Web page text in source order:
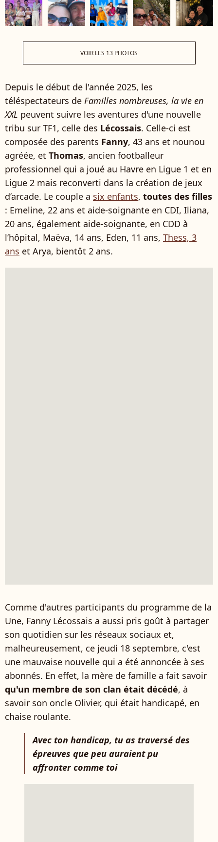
VOIR LES 13 PHOTOS
Depuis le début de l'année 2025, les
téléspectateurs de Familles nombreuses, la vie en
XXL peuvent suivre les aventures d'une nouvelle
tribu sur TF1, celle des Lécossais. Celle-ci est
composée des parents Fanny, 43 ans et nounou
agréée, et Thomas, ancien footballeur
professionnel qui a joué au Havre en Ligue 1 et en
Ligue 2 mais reconverti dans la création de jeux
d’arcade. Le couple a six enfants, toutes des filles
: Emeline, 22 ans et aide-soignante en CDI, Iliana,
20 ans, également aide-soignante, en CDD à
l’hôpital, Maëva, 14 ans, Eden, 11 ans, Thess, 3
ans et Arya, bientôt 2 ans.
Comme d'autres participants du programme de la
Une, Fanny Lécossais a aussi pris goût à partager
son quotidien sur les réseaux sociaux et,
malheureusement, ce jeudi 18 septembre, c'est
une mauvaise nouvelle qui a été annoncée à ses
abonnés. En effet, la mère de famille a fait savoir
qu'un membre de son clan était décédé, à
savoir son oncle Olivier, qui était handicapé, en
chaise roulante.
Avec ton handicap, tu as traversé des
épreuves que peu auraient pu
affronter comme toi